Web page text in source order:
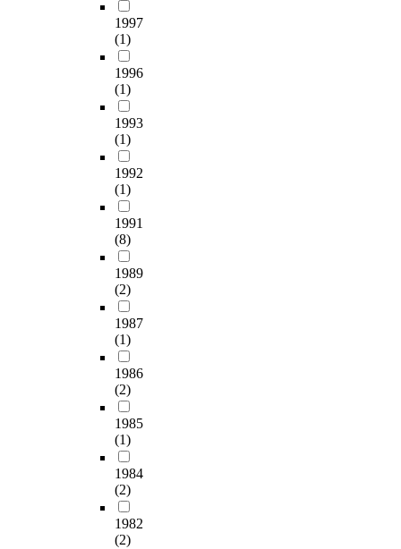
1997
(1)
1996
(1)
1993
(1)
1992
(1)
1991
(8)
1989
(2)
1987
(1)
1986
(2)
1985
(1)
1984
(2)
1982
(2)